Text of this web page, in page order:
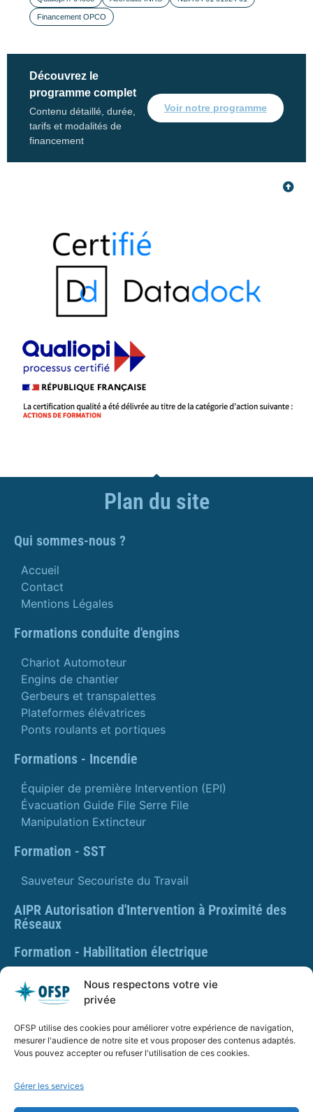
Nous respectons votre vie
privée
OFSP utilise des cookies pour améliorer votre expérience de navigation,
mesurer l'audience de notre site et vous proposer des contenus adaptés.
Vous pouvez accepter ou refuser l'utilisation de ces cookies.
Gérer les services
Financement OPCO
Découvrez le
programme complet
Contenu détaillé, durée,
tarifs et modalités de
financement
Voir notre programme
Plan du site
Qui sommes-nous ?
Accueil
Contact
Mentions Légales
Formations conduite d'engins
Chariot Automoteur
Engins de chantier
Gerbeurs et transpalettes
Plateformes élévatrices
Ponts roulants et portiques
Formations - Incendie
Équipier de première Intervention (EPI)
Évacuation Guide File Serre File
Manipulation Extincteur
Formation - SST
Sauveteur Secouriste du Travail
AIPR Autorisation d'Intervention à Proximité des
Réseaux
Formation - Habilitation électrique
Formation - Gestes et postures
Formation Gestes et Postures - Prévention des TMS
PLAQUETTE DE PRÉSENTATION OFSP